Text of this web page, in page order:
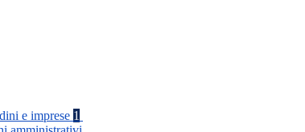
e imprese 1